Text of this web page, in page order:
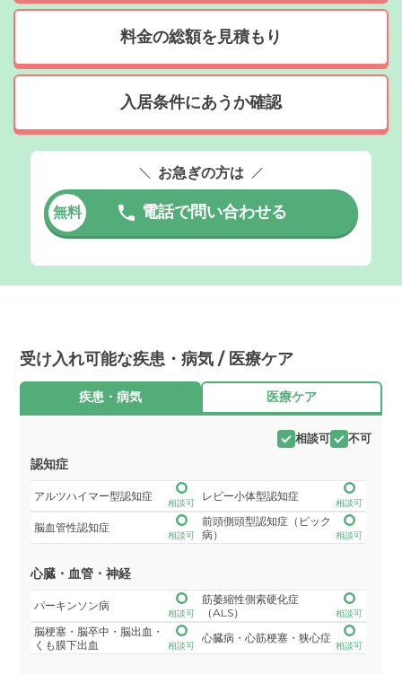
料金の総額を見積もり
入居条件にあうか確認
お急ぎの方は
無料 電話で問い合わせる
受け入れ可能な疾患・病気 / 医療ケア
疾患・病気 医療ケア
相談可 不可
認知症
アルツハイマー型認知症
相談可
レビー小体型認知症
相談可
脳血管性認知症
相談可
前頭側頭型認知症（ピック
病）
相談可
心臓・血管・神経
パーキンソン病
相談可
筋萎縮性側索硬化症
（ALS）
相談可
脳梗塞・脳卒中・脳出血・
くも膜下出血
相談可
心臓病・心筋梗塞・狭心症
相談可